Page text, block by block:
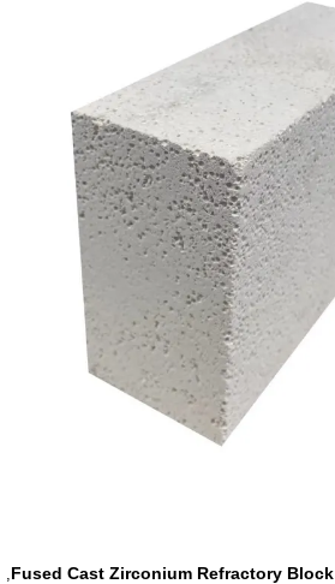
Fused Cast Zirconium Refractory Block
,